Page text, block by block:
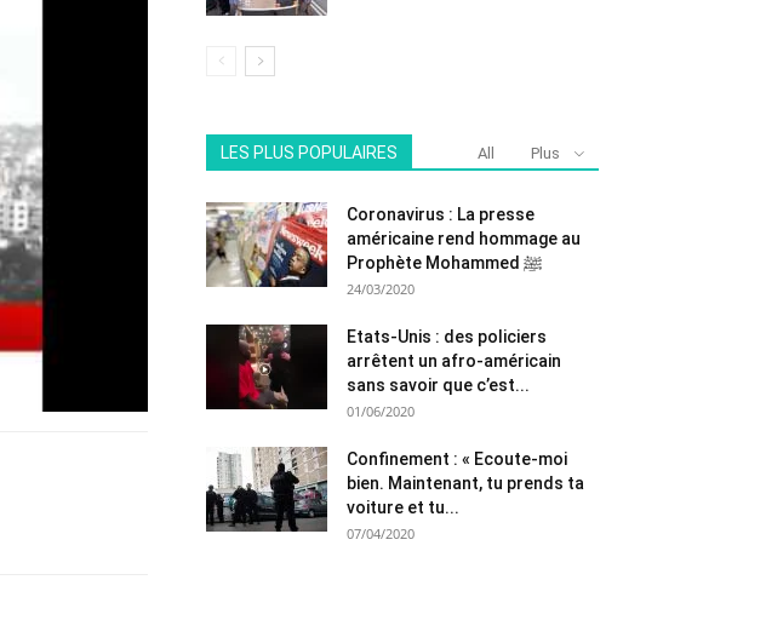
LES PLUS POPULAIRES All Plus
Coronavirus : La presse
américaine rend hommage au
Prophète Mohammed ﷺ
24/03/2020
Etats-Unis : des policiers
arrêtent un afro-américain
sans savoir que c’est...
01/06/2020
Confinement : « Ecoute-moi
bien. Maintenant, tu prends ta
voiture et tu...
07/04/2020